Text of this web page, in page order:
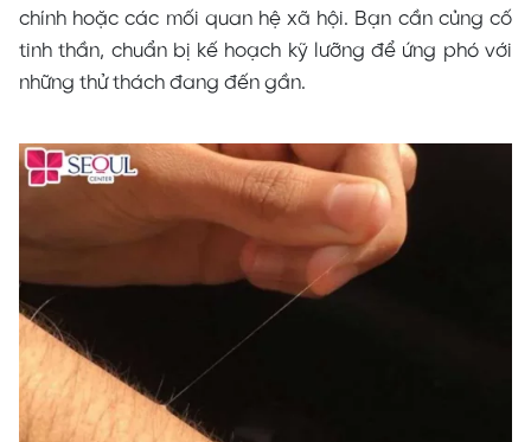
chính hoặc các mối quan hệ xã hội. Bạn cần củng cố
tinh thần, chuẩn bị kế hoạch kỹ lưỡng để ứng phó với
những thử thách đang đến gần.